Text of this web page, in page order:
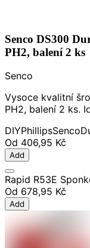
Senco DS300
PH2, balení 2 ks
Senco
Vysoce kvalitní
PH2, balení 2 ks.
DIYPhillipsSenco
Od 406,95 Kč
Add
Rapid R53E
Od 678,95 Kč
Add